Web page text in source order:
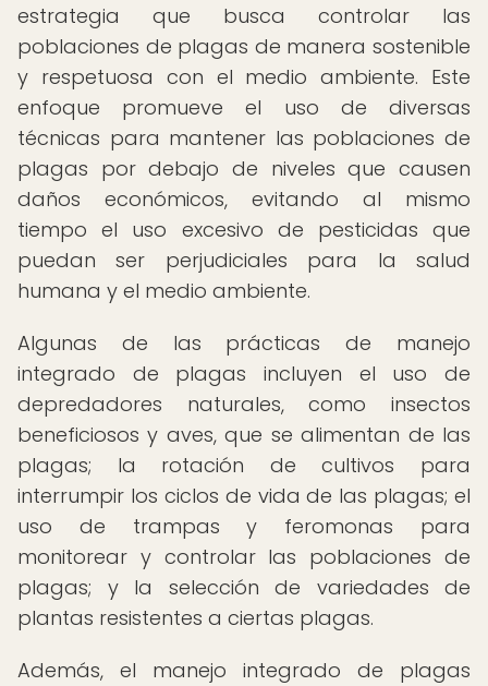
estrategia que busca controlar las
poblaciones de plagas de manera sostenible
y respetuosa con el medio ambiente. Este
enfoque promueve el uso de diversas
técnicas para mantener las poblaciones de
plagas por debajo de niveles que causen
daños económicos, evitando al mismo
tiempo el uso excesivo de pesticidas que
puedan ser perjudiciales para la salud
humana y el medio ambiente.
Algunas de las prácticas de manejo
integrado de plagas incluyen el uso de
depredadores naturales, como insectos
beneficiosos y aves, que se alimentan de las
plagas; la rotación de cultivos para
interrumpir los ciclos de vida de las plagas; el
uso de trampas y feromonas para
monitorear y controlar las poblaciones de
plagas; y la selección de variedades de
plantas resistentes a ciertas plagas.
Además, el manejo integrado de plagas